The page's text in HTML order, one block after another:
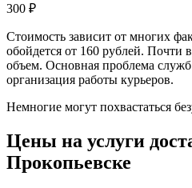
300 ₽
Стоимость зависит от многих
обойдется от 160 рублей. Почти
объем. Основная проблема
организация работы курьеров.
Немногие могут похвастаться
Цены на услуги
Прокопьевске